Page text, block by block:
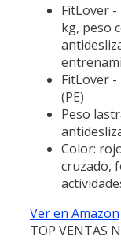
FitLover -
kg, peso
FitLover
(PE)
Peso
Color:
cruzado,
Ver en Amazon
TOP VENTAS